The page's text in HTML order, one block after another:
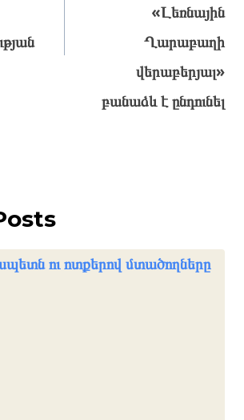
«Լեռնային
Ղարաբաղի
վերաբերյալ»
բանաձև է ընդունել